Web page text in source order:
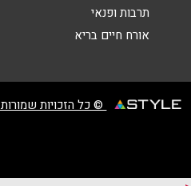
תרבות ופנאי
אורח חיים בריא
© כל הזכויות שמורות STYLE ניהול מועדוני לקוחות